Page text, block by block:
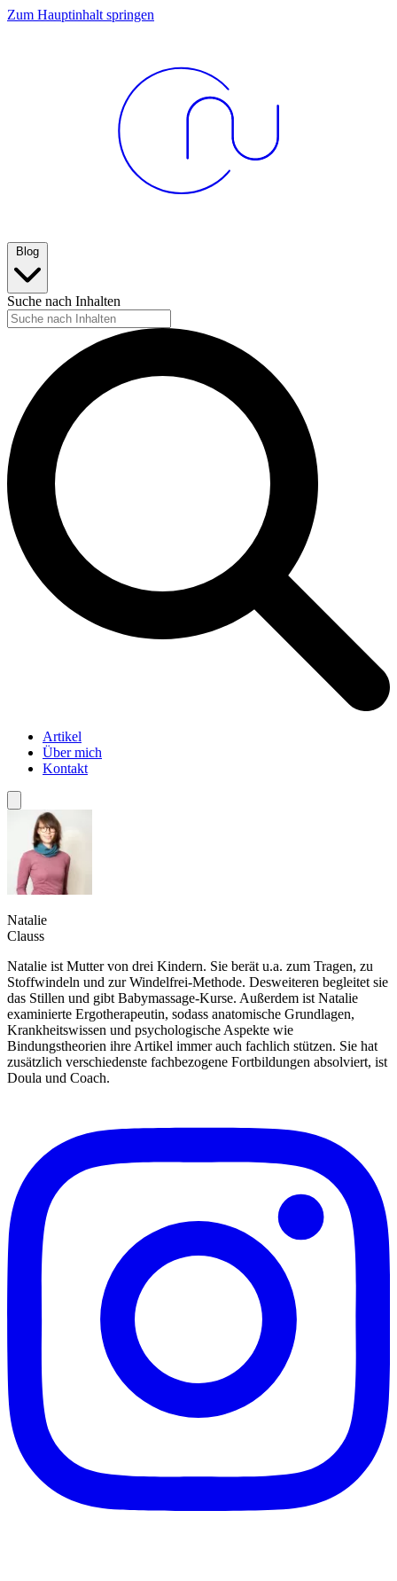
Zum Hauptinhalt springen
Blog
Suche nach Inhalten
Artikel
Über mich
Kontakt
Natalie
Clauss
Natalie ist Mutter von drei Kindern. Sie berät u.a. zum Tragen, zu
Stoffwindeln und zur Windelfrei-Methode. Desweiteren begleitet sie
das Stillen und gibt Babymassage-Kurse. Außerdem ist Natalie
examinierte Ergotherapeutin, sodass anatomische Grundlagen,
Krankheitswissen und psychologische Aspekte wie
Bindungstheorien ihre Artikel immer auch fachlich stützen. Sie hat
zusätzlich verschiedenste fachbezogene Fortbildungen absolviert, ist
Doula und Coach.